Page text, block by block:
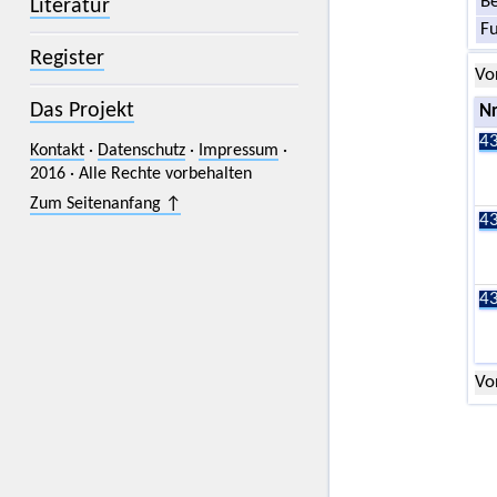
Literatur
Register
Das Projekt
Kontakt· Datenschutz· Impressum ·
2016 · Alle Rechte vorbehalten
Zum Seitenanfang ↑